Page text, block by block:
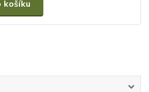
košíku